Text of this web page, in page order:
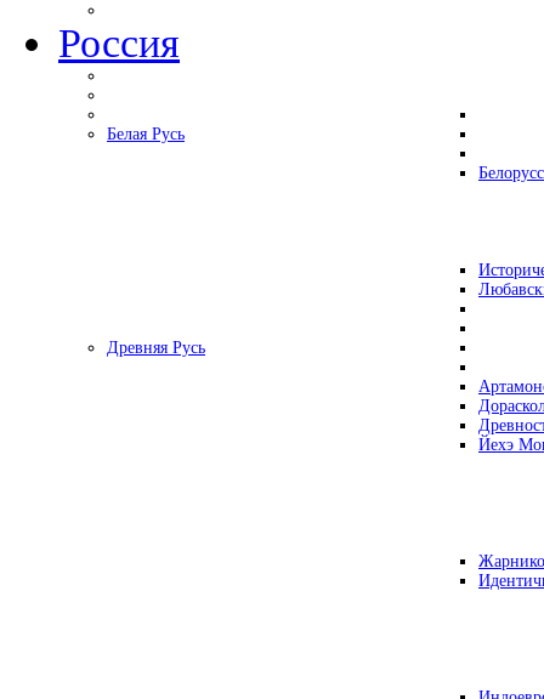
Россия
Белая Русь
Древняя Русь
Йехэ